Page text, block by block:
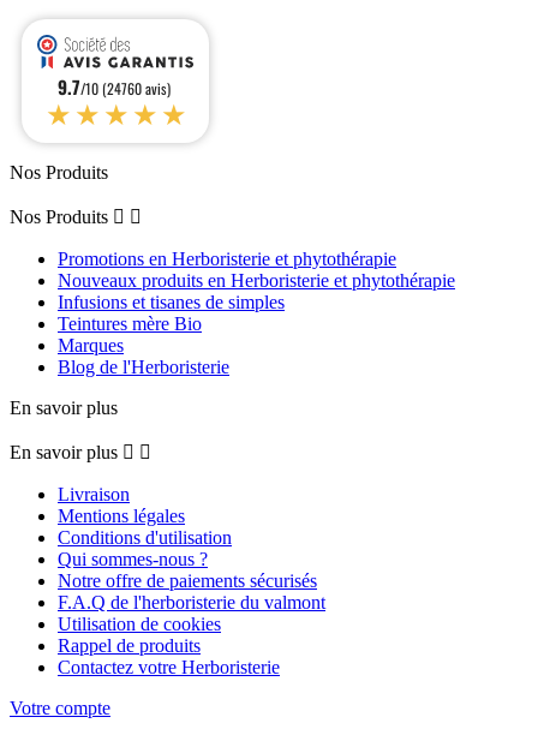
9.7/10 (24760 avis)
★★★★★
Nos Produits
Nos Produits  
Promotions en Herboristerie et phytothérapie
Nouveaux produits en Herboristerie et phytothérapie
Infusions et tisanes de simples
Teintures mère Bio
Marques
Blog de l'Herboristerie
En savoir plus
En savoir plus  
Livraison
Mentions légales
Conditions d'utilisation
Qui sommes-nous ?
Notre offre de paiements sécurisés
F.A.Q de l'herboristerie du valmont
Utilisation de cookies
Rappel de produits
Contactez votre Herboristerie
Votre compte